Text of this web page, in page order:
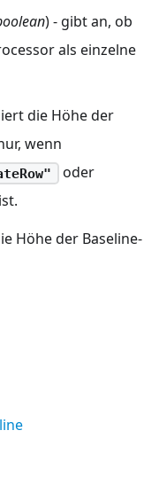
) - gibt an, ob
als einzelne
die Höhe der
wenn
oder
Höhe der Baseline-